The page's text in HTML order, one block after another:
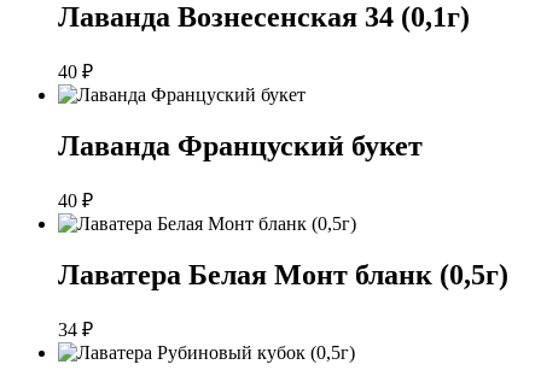
Лаванда Вознесенская 34 (0,1г)
40 ₽
Лаванда Француский букет
40 ₽
Лаватера Белая Монт бланк (0,5г)
34 ₽